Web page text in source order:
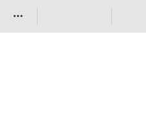
•••